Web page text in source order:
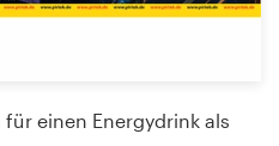
einen Energydrink als